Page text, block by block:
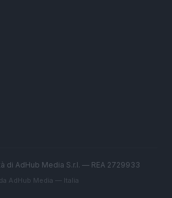
di AdHub Media S.r.l. — REA 2729933
AdHub Media — Italia